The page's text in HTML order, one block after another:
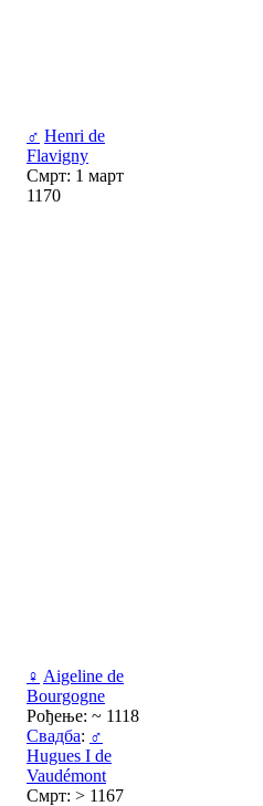
♂ Henri de
Flavigny
Смрт: 1 март
1170
♀ Aigeline de
Bourgogne
Рођење: ~ 1118
Свадба: ♂
Hugues I de
Vaudémont
Смрт: > 1167